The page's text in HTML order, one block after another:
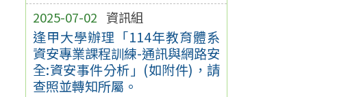
2025-07-02 資訊組
逢甲大學辦理「114年教育體系
資安專業課程訓練-通訊與網路安
全:資安事件分析」(如附件)，請
查照並轉知所屬。